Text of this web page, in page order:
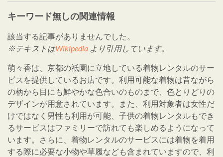
キーワード無しの関連情報
該当する記事がありませんでした。
※テキストはWikipedia より引用しています。
萌々香は、京都の祇園に立地している着物レンタルのサー
ビスを提供しているお店です。利用可能な着物は昔ながら
の柄から目にも鮮やかな色合いのものまで、色とりどりの
デザインが用意されています。また、利用対象者は女性だ
けではなく男性も利用が可能、子供の着物レンタルもでき
るサービスはファミリーで訪れても楽しめるようになって
います。さらに、着物レンタルのサービスには着物を着用
する際に必要な小物や草履なども含まれていますので、利